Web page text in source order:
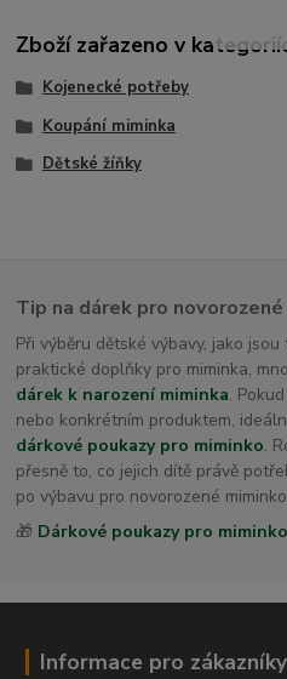
Zboží zařazeno v
Kojenecké potřeby
Koupání miminka
Dětské žíňky
Tip na dárek pro
Při výběru dětské výbavy, jako
praktické doplňky pro miminka,
dárek k narození miminka.
nebo konkrétním produktem,
dárkové poukazy pro miminko.
přesně to, co jejich dítě právě
po výbavu pro novorozené
🎁 Dárkové poukazy pro miminko
Informace pro zákazníky